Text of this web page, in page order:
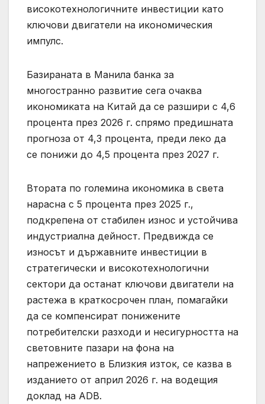
високотехнологичните инвестиции като
ключови двигатели на икономическия
импулс.
Базираната в Манила банка за
многостранно развитие сега очаква
икономиката на Китай да се разшири с 4,6
процента през 2026 г. спрямо предишната
прогноза от 4,3 процента, преди леко да
се понижи до 4,5 процента през 2027 г.
Втората по големина икономика в света
нарасна с 5 процента през 2025 г.,
подкрепена от стабилен износ и устойчива
индустриална дейност. Предвижда се
износът и държавните инвестиции в
стратегически и високотехнологични
сектори да останат ключови двигатели на
растежа в краткосрочен план, помагайки
да се компенсират понижените
потребителски разходи и несигурността на
световните пазари на фона на
напрежението в Близкия изток, се казва в
изданието от април 2026 г. на водещия
доклад на ADB.